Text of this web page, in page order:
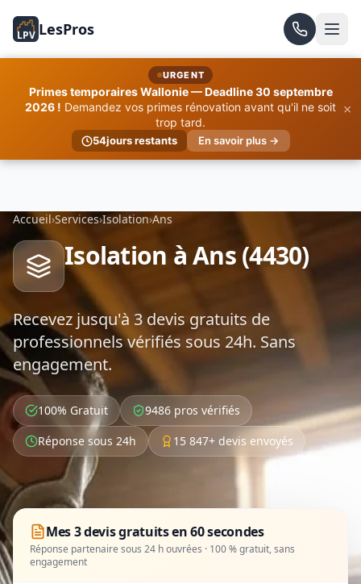
LPV LesPros
URGENT
Primes temporaires Wallonie — Deadline 30 septembre
2026 ! Demandez vos primes rénovation avant qu'il ne soit
trop tard.
54jours restants En savoir plus →
×
Accueil›Services›Isolation›Ans
Isolation à Ans (4430)
Recevez jusqu'à 3 devis gratuits de
professionnels vérifiés sous 24h. Sans
engagement.
100% Gratuit
9486 pros vérifiés
Réponse sous 24h
15 847+ devis envoyés
Mes 3 devis gratuits en 60 secondes
Réponse partenaire sous 24 h ouvrées · 100 % gratuit, sans
engagement